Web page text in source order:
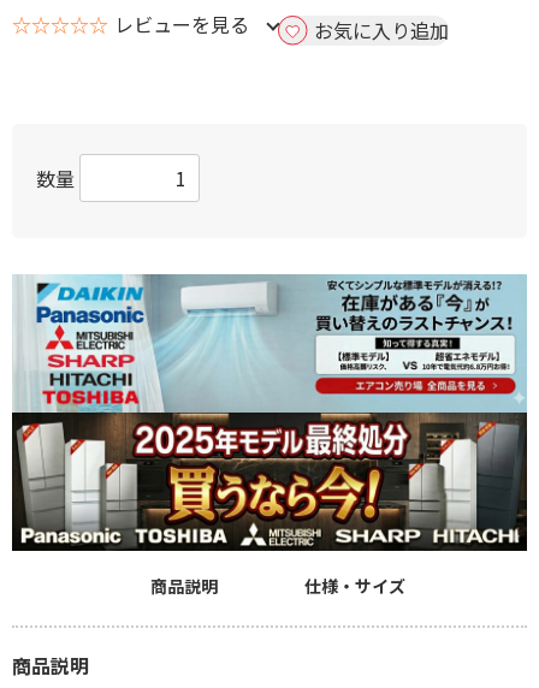
☆☆☆☆☆ レビューを見る お気に入り追加
数量
商品説明 仕様・サイズ
商品説明